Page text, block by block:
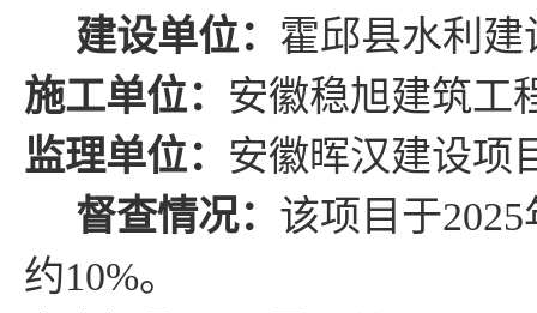
建设单位： 霍邱县水利建
施工单位： 安徽稳旭建筑工
监理单位： 安徽晖汉建设项
督查情况： 该项目于2025
约10%。